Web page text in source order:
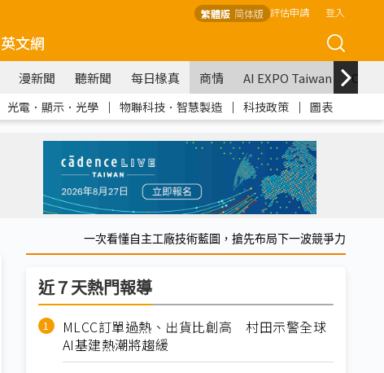
繁體版 简体版 評估申請 登入
英文網
漫新聞 聽新聞 每日椽真 商情 AI EXPO Taiwan
光電．顯示．光學 ｜ 物聯科技．智慧製造 ｜ 科技政策 ｜ 圖表
一次看懂自主工廠技術藍圖，搶先布局下一波競爭力
近７天熱門報導
MLCC訂單過熱、出貨比創高 村田示警全球
AI基建熱潮將趨緩